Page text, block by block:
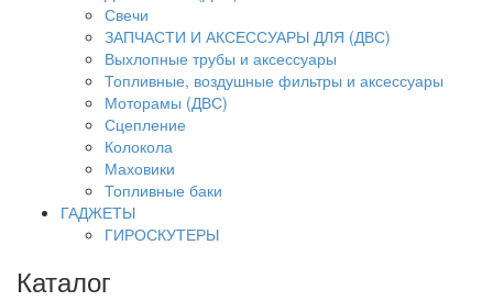
Свечи
ЗАПЧАСТИ И АКСЕССУАРЫ ДЛЯ (ДВС)
Выхлопные трубы и аксессуары
Топливные, воздушные фильтры и аксессуары
Моторамы (ДВС)
Сцепление
Колокола
Маховики
Топливные баки
ГАДЖЕТЫ
ГИРОСКУТЕРЫ
Каталог